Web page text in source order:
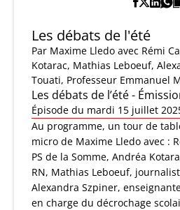
Les débats de l'été
Par Maxime Lledo avec Rémi
Kotarac, Mathias Leboeuf,
Touati, Professeur Emmanuel
Les débats de l’été -
Épisode du mardi 15 juillet
Au programme, un tour de
micro de Maxime Lledo avec :
PS de la Somme, Andréa
RN, Mathias Leboeuf,
Alexandra Szpiner,
en charge du décrochage